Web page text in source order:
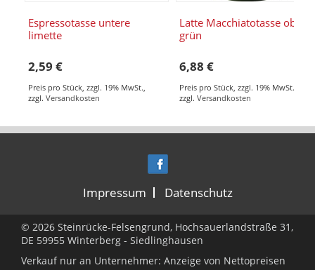
Espressotasse untere
limette
2,59 €
Preis pro Stück zzgl. 19% MwSt.
zzgl. Versandkosten
Latte Macchiatotasse obere
grün
6,88 €
Preis pro Stück zzgl. 19% MwSt.
zzgl. Versandkosten
Impressum Datenschutz
© 2026 Steinrücke-Felsengrund, Hochsauerlandstraße 31,
DE 59955 Winterberg - Siedlinghausen
Verkauf nur an Unternehmer: Anzeige von Nettopreisen